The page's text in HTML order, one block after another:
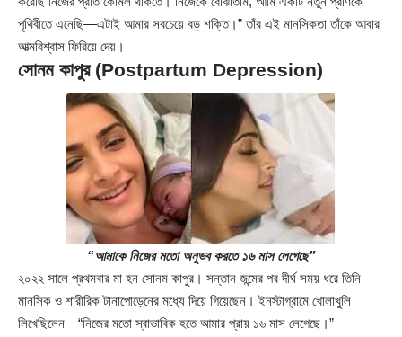
পৃথিবীতে এনেছি—এটাই আমার সবচেয়ে বড় শক্তি।” তাঁর এই মানসিকতা তাঁকে আবার
আত্মবিশ্বাস ফিরিয়ে দেয়।
সোনম কাপুর (Postpartum Depression)
“আমাকে নিজের মতো অনুভব করতে ১৬ মাস লেগেছে”
২০২২ সালে প্রথমবার মা হন সোনম কাপুর। সন্তান জন্মের পর দীর্ঘ সময় ধরে তিনি
মানসিক ও শারীরিক টানাপোড়েনের মধ্যে দিয়ে গিয়েছেন। ইনস্টাগ্রামে খোলাখুলি
লিখেছিলেন—“নিজের মতো স্বাভাবিক হতে আমার প্রায় ১৬ মাস লেগেছে।”